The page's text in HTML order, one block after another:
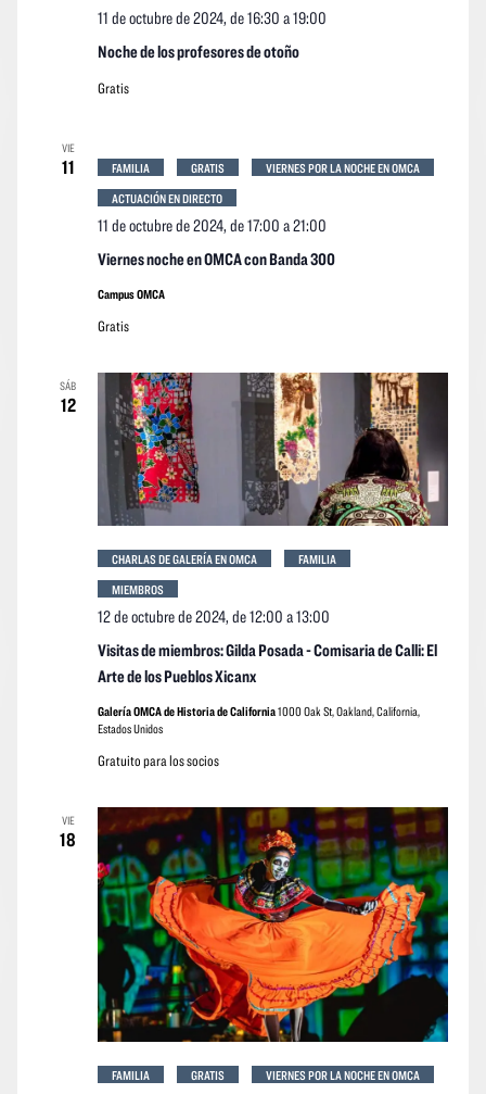
Noche de los profesores de otoño
11 de octubre de 2024, de 16:30 a19:00
Gratis
VIE
11
Viernes noche en OMCA con Banda 300
11 de octubre de 2024, de 17:00 a21:00
FAMILIA GRATIS
VIERNES POR LA NOCHE EN OMCA
ACTUACIÓN EN DIRECTO
Campus OMCA
Gratis
SÁB
12
Visitas de miembros: Gilda Posada - Comisaria de Calli: El
Arte de los Pueblos Xicanx
12 de octubre de 2024, de 12:00 a13:00
CHARLAS DE GALERÍA EN OMCA
FAMILIA
MIEMBROS
Galería OMCA de Historia de California1000 Oak St, Oakland, California,
Estados Unidos
Gratuito para los socios
VIE
18
FAMILIA GRATIS VIERNES POR LA NOCHE EN OMCA